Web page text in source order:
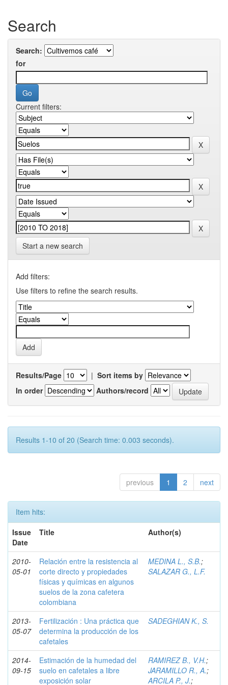
Search
Search:
for
Current filters:
Start a new search
Add filters:
Use filters to refine the search results.
Results/Page | Sort items by
In order
Authors/record
Results 1-10 of 20 (Search time: 0.003 seconds).
previous 1 2 next
Item hits:
Issue
Date
Title Author(s)
2010-
05-01
Relación entre la resistencia al
corte directo y propiedades
físicas y químicas en algunos
suelos de la zona cafetera
colombiana
MEDINA L., S.B.;
SALAZAR G., L.F.
2013-
05-07
Fertilización : Una práctica que
determina la producción de los
cafetales
SADEGHIAN K., S.
2014-
09-15
Estimación de la humedad del
suelo en cafetales a libre
exposición solar
RAMIREZ B., V.H.;
JARAMILLO R., A.;
ARCILA P., J.;